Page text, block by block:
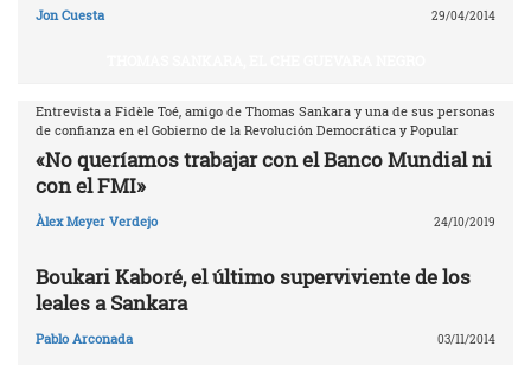
Jon Cuesta 29/04/2014
Entrevista a Fidèle Toé, amigo de Thomas Sankara y una de sus personas
de confianza en el Gobierno de la Revolución Democrática y Popular
«No queríamos trabajar con el Banco Mundial ni
con el FMI»
Àlex Meyer Verdejo 24/10/2019
Boukari Kaboré, el último superviviente de los
leales a Sankara
Pablo Arconada 03/11/2014